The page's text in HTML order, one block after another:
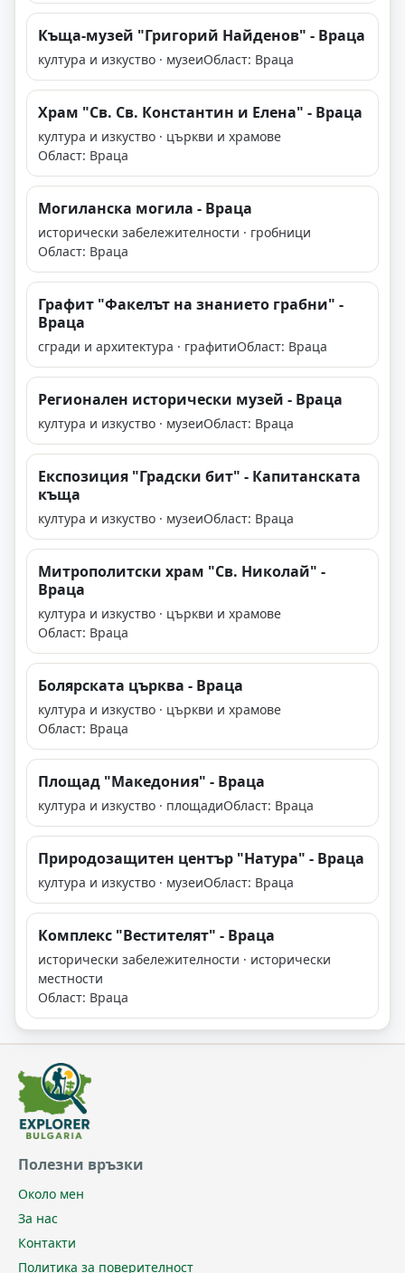
Къща-музей "Григорий Найденов" - Враца
култура и изкуство · музеиОбласт: Враца
Храм "Св. Св. Константин и Елена" - Враца
култура и изкуство · църкви и храмове
Област: Враца
Могиланска могила - Враца
исторически забележителности · гробници
Област: Враца
Графит "Факелът на знанието грабни" -
Враца
сгради и архитектура · графитиОбласт: Враца
Регионален исторически музей - Враца
култура и изкуство · музеиОбласт: Враца
Експозиция "Градски бит" - Капитанската
къща
култура и изкуство · музеиОбласт: Враца
Митрополитски храм "Св. Николай" -
Враца
култура и изкуство · църкви и храмове
Област: Враца
Болярската църква - Враца
култура и изкуство · църкви и храмове
Област: Враца
Площад "Македония" - Враца
култура и изкуство · площадиОбласт: Враца
Природозащитен център "Натура" - Враца
култура и изкуство · музеиОбласт: Враца
Комплекс "Вестителят" - Враца
исторически забележителности · исторически
местности
Област: Враца
Полезни връзки
Около мен
За нас
Контакти
Политика за поверителност